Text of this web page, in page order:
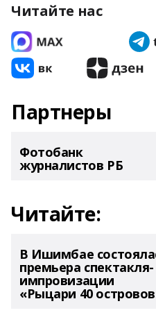
Читайте нас
Партнеры
Фотобанк
журналистов РБ
Читайте:
В Ишимбае
премьера спектакля-
импровизации
«Рыцари 40